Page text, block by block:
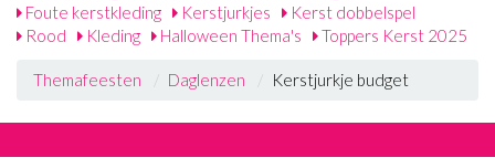
Foute kerstkleding
Kerstjurkjes
Kerst dobbelspel
Rood
Kleding Halloween Thema's Toppers Kerst 2025
Themafeesten Daglenzen Kerstjurkje budget